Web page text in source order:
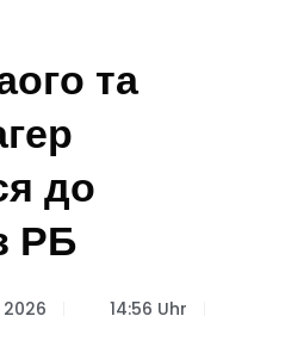
та
до
РБ
2026 14:56 Uhr